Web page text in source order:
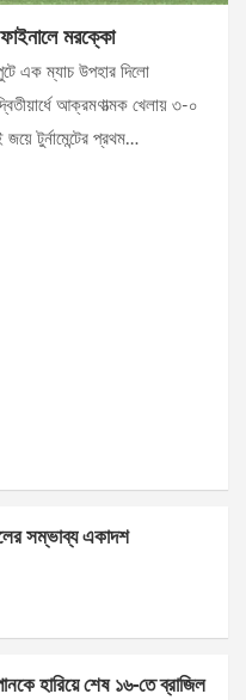
ফাইনালে মরক্কো
এক ম্যাচ উপহার দিলো
আক্রমণাত্মক খেলায় ৩-০
টুর্নামেন্টের প্রথম…
সম্ভাব্য একাদশ
হারিয়ে শেষ ১৬-তে ব্রাজিল